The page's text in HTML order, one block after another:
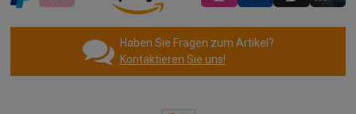
Haben Sie Fragen zum Artikel?
Kontaktieren Sie uns!